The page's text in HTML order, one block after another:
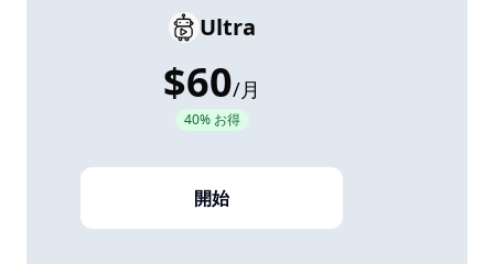
Ultra
$60/月
40% お得
開始